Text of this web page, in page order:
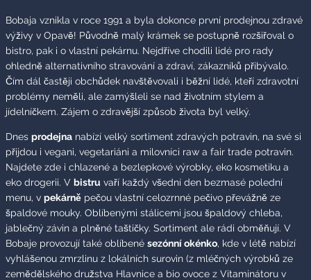
Bobaja vznikla v roce 1991 a byla dokonce první prodejnou zdravé
výživy v Opavě! Původně malý krámek se postupně rozšiřoval o
bistro, pak i o vlastní pekárnu. Nejdříve chodili lidé pro rady
ohledně alternativního stravování a zdraví, zákazníků přibývalo.
Čím dál častěji obchůdek navštěvovali i běžní lidé, kteří zdravotní
problémy neměli, ale zamýšleli se nad životním stylem a
jídelníčkem. Zájem o zdravější způsob života byl velký.
Dnes prodejna nabízí velký sortiment zdravých potravin, na své si
přijdou i vegani, vegetariáni a milovníci raw a fair trade potravin.
Najdete zde i chlazené a bezlepkové výrobky, eko kosmetiku a
eko drogerii. V bistru vaří každý všední den bezmasé polední
menu, v pekárně pečou vlastní celozrnné pečivo převážně ze
špaldové mouky. Oblíbenými stálicemi jsou špaldový chleba,
jablečný závin a plněné taštičky. Sortiment ale rádi obměňují. V
Bobaje provozují také oblíbené sezónní okénko, kde v létě nabízí
vyhlášenou zmrzlinu z lokálních surovin (z mléčných výrobků ze
zemědělského družstva Hlavnice a bio ovoce z Vitaminátoru v